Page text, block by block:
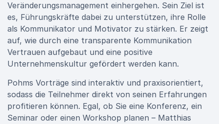
Veränderungsmanagement einhergehen. Sein Ziel ist
es, Führungskräfte dabei zu unterstützen, ihre Rolle
als Kommunikator und Motivator zu stärken. Er zeigt
auf, wie durch eine transparente Kommunikation
Vertrauen aufgebaut und eine positive
Unternehmenskultur gefördert werden kann.
Pohms Vorträge sind interaktiv und praxisorientiert,
sodass die Teilnehmer direkt von seinen Erfahrungen
profitieren können. Egal, ob Sie eine Konferenz, ein
Seminar oder einen Workshop planen – Matthias